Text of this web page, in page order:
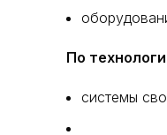
По
системы